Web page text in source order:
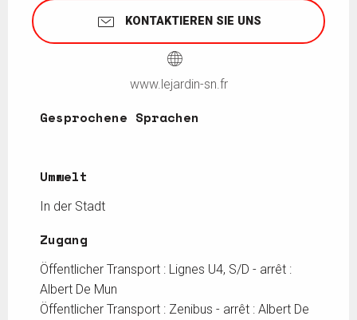
KONTAKTIEREN SIE UNS
www.lejardin-sn.fr
Gesprochene Sprachen
Gesprochene Sprachen
Umwelt
Umwelt
In der Stadt
Zugang
Zugang
Öffentlicher Transport : Lignes U4, S/D - arrêt :
Albert De Mun
Öffentlicher Transport : Zenibus - arrêt : Albert De